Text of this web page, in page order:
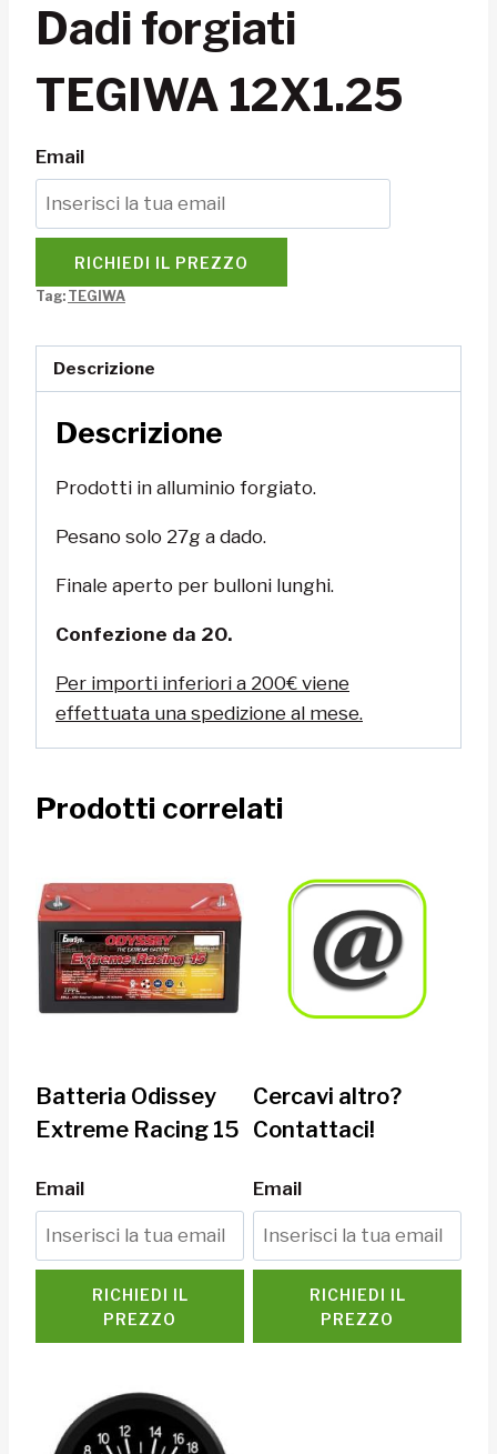
Dadi forgiati
TEGIWA 12X1.25
Email
RICHIEDI IL PREZZO
Tag: TEGIWA
Descrizione
Descrizione
Prodotti in alluminio forgiato.
Pesano solo 27g a dado.
Finale aperto per bulloni lunghi.
Confezione da 20.
Per importi inferiori a 200€ viene
effettuata una spedizione al mese.
Prodotti correlati
Batteria Odissey
Extreme Racing 15
Email
RICHIEDI IL
PREZZO
Cercavi altro?
Contattaci!
Email
RICHIEDI IL
PREZZO